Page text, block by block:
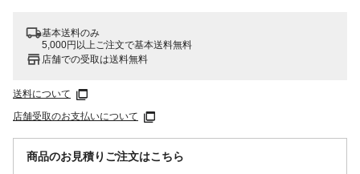
基本送料のみ
5,000円以上ご注文で基本送料無料
店舗での受取は送料無料
送料について
店舗受取のお支払いについて
商品のお見積りご注文はこちら